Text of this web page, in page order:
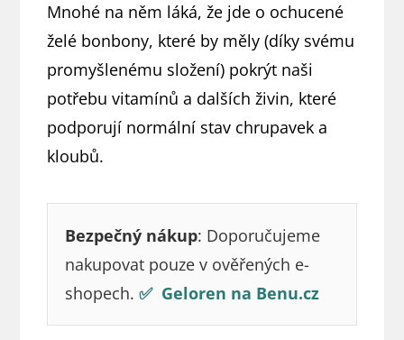
Mnohé na něm láká, že jde o ochucené
želé bonbony, které by měly (díky svému
promyšlenému složení) pokrýt naši
potřebu vitamínů a dalších živin, které
podporují normální stav chrupavek a
kloubů.
Bezpečný nákup: Doporučujeme
nakupovat pouze v ověřených e-
shopech.✅ Geloren na Benu.cz